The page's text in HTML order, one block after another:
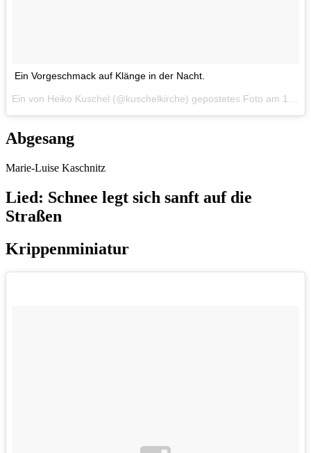
Ein Vorgeschmack auf Klänge in der Nacht.
Ein von Heiko Kuschel (@kuschelkirche) gepostetes Foto am 10. Dez 2015 um 10:26 Uhr
Abgesang
Marie-Luise Kaschnitz
Lied: Schnee legt sich sanft auf die
Straßen
Krippenminiatur